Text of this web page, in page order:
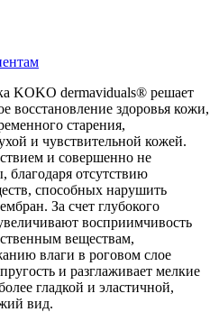
KOKO dermaviduals® решает
восстановление здоровья кожи,
старения,
и чувствительной кожей.
и совершенно не
отсутствию
способных нарушить
За счет глубокого
восприимчивость
веществам,
влаги в роговом слое
и разглаживает мелкие
гладкой и эластичной,
вид.